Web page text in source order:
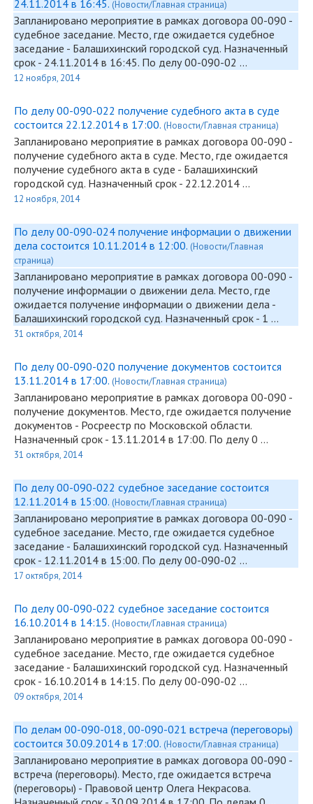
24.11.2014 в 16:45. (Новости/Главная страница)
Запланировано мероприятие в рамках договора 00-090 -
судебное заседание. Место, где ожидается судебное
заседание - Балашихинский городской суд. Назначенный
срок - 24.11.2014 в 16:45. По делу00-090-02 …
12 ноября, 2014
По делу 00-090-022 получение судебного акта в суде
состоится 22.12.2014 в 17:00. (Новости/Главная страница)
Запланировано мероприятие в рамках договора 00-090 -
получение судебного акта в суде. Место, где ожидается
получение судебного акта в суде - Балашихинский
городской суд. Назначенный срок - 22.12.2014 …
12 ноября, 2014
По делу 00-090-024 получение информации о движении
дела состоится 10.11.2014 в 12:00. (Новости/Главная
страница)
Запланировано мероприятие в рамках договора 00-090 -
получение информации о движении дела. Место, где
ожидается получение информации о движении дела -
Балашихинский городской суд. Назначенный срок - 1 …
31 октября, 2014
По делу 00-090-020 получение документов состоится
13.11.2014 в 17:00. (Новости/Главная страница)
Запланировано мероприятие в рамках договора 00-090 -
получение документов. Место, где ожидается получение
документов - Росреестр по Московской области.
Назначенный срок - 13.11.2014 в 17:00. По делу 0 …
31 октября, 2014
По делу 00-090-022 судебное заседание состоится
12.11.2014 в 15:00. (Новости/Главная страница)
Запланировано мероприятие в рамках договора 00-090 -
судебное заседание. Место, где ожидается судебное
заседание - Балашихинский городской суд. Назначенный
срок - 12.11.2014 в 15:00. По делу00-090-02 …
17 октября, 2014
По делу 00-090-022 судебное заседание состоится
16.10.2014 в 14:15. (Новости/Главная страница)
Запланировано мероприятие в рамках договора 00-090 -
судебное заседание. Место, где ожидается судебное
заседание - Балашихинский городской суд. Назначенный
срок - 16.10.2014 в 14:15. По делу00-090-02 …
09 октября, 2014
По делам 00-090-018, 00-090-021 встреча (переговоры)
состоится 30.09.2014 в 17:00. (Новости/Главная страница)
Запланировано мероприятие в рамках договора 00-090 -
встреча (переговоры). Место, где ожидается встреча
(переговоры) - Правовой центр Олега Некрасова.